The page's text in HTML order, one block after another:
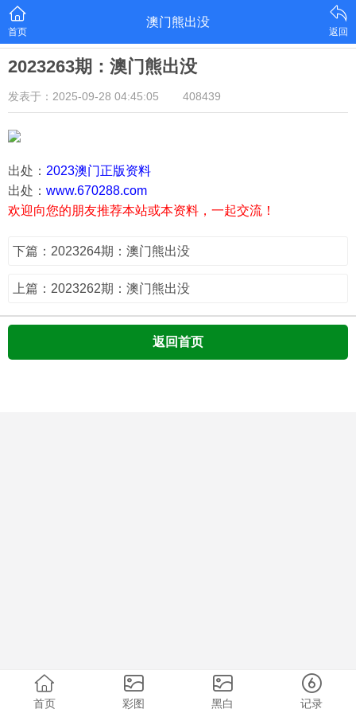
首页
澳门熊出没
返回
2023263期：澳门熊出没
发表于：2025-09-28 04:45:05 408439
出处： 2023澳门正版资料
出处： www.670288.com
欢迎向您的朋友推荐本站或本资料，一起交流！
下篇：2023264期：澳门熊出没
上篇：2023262期：澳门熊出没
返回首页
首页 彩图 黑白 记录